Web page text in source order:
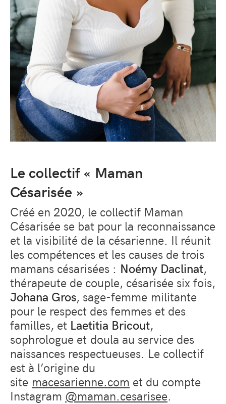
Le collectif « Maman
Césarisée »
Créé en 2020, le collectif Maman
Césarisée se bat pour la reconnaissance
et la visibilité de la césarienne. Il réunit
les compétences et les causes de trois
mamans césarisées : Noémy Daclinat,
thérapeute de couple, césarisée six fois,
Johana Gros, sage-femme militante
pour le respect des femmes et des
familles, et Laetitia Bricout,
sophrologue et doula au service des
naissances respectueuses. Le collectif
est à l’origine du
site macesarienne.com et du compte
Instagram @maman.cesarisee.